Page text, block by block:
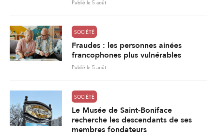
Publié le 5 août
SOCIÉTÉ
Fraudes : les personnes ainées
francophones plus vulnérables
Publié le 5 août
SOCIÉTÉ
Le Musée de Saint-Boniface
recherche les descendants de ses
membres fondateurs